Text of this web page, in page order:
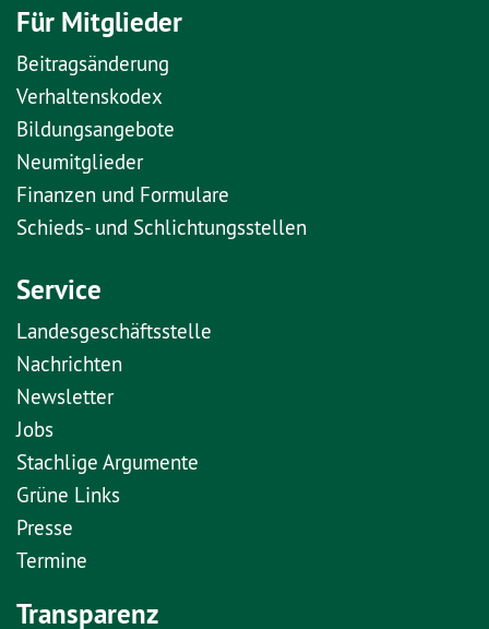
Für Mitglieder
Beitragsänderung
Verhaltenskodex
Bildungsangebote
Neumitglieder
Finanzen und Formulare
Schieds- und Schlichtungsstellen
Service
Landesgeschäftsstelle
Nachrichten
Newsletter
Jobs
Stachlige Argumente
Grüne Links
Presse
Termine
Transparenz